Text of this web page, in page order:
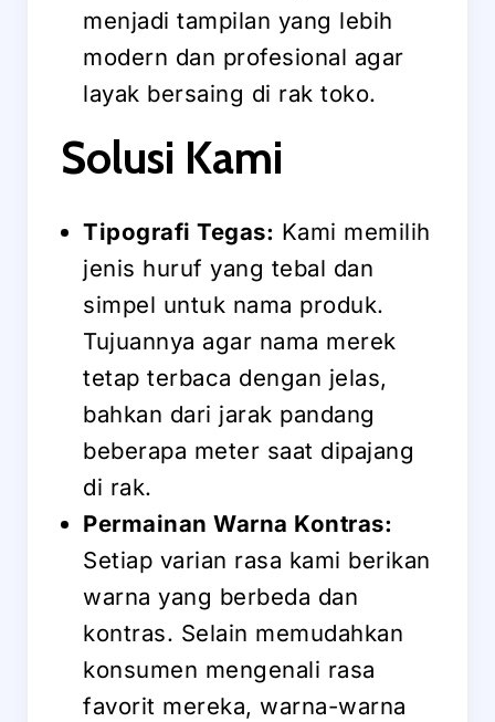
menjadi tampilan yang lebih
modern dan profesional agar
layak bersaing di rak toko.
Solusi Kami
Tipografi Tegas: Kami memilih
jenis huruf yang tebal dan
simpel untuk nama produk.
Tujuannya agar nama merek
tetap terbaca dengan jelas,
bahkan dari jarak pandang
beberapa meter saat dipajang
di rak.
Permainan Warna Kontras:
Setiap varian rasa kami berikan
warna yang berbeda dan
kontras. Selain memudahkan
konsumen mengenali rasa
favorit mereka, warna-warna